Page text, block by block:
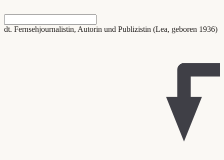
dt. Fernsehjournalistin, Autorin und Publizistin (Lea, geboren 1936)